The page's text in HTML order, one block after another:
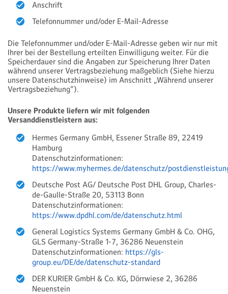
Anschrift
Telefonnummer und/oder E-Mail-Adresse
Die Telefonnummer und/oder E-Mail-Adresse geben wir nur mit
Ihrer bei der Bestellung erteilten Einwilligung weiter. Für die
Speicherdauer sind die Angaben zur Speicherung Ihrer Daten
während unserer Vertragsbeziehung maßgeblich (Siehe hierzu
unsere Datenschutzhinweise) im Anschnitt „Während unserer
Vertragsbeziehung“).
Unsere Produkte liefern wir mit folgenden
Versanddienstleistern aus:
Hermes Germany GmbH, Essener Straße 89, 22419
Hamburg
Datenschutzinformationen:
https://www.myhermes.de/datenschutz/
Deutsche Post AG/ Deutsche Post DHL Group, Charles-
de-Gaulle-Straße 20, 53113 Bonn
Datenschutzinformationen:
https://www.dpdhl.com/de/datenschutz.html
General Logistics Systems Germany GmbH & Co. OHG,
GLS Germany-Straße 1-7, 36286 Neuenstein
Datenschutzinformationen: https://gls-
group.eu/DE/de/datenschutz-standard
DER KURIER GmbH & Co. KG, Dörrwiese 2, 36286
Neuenstein